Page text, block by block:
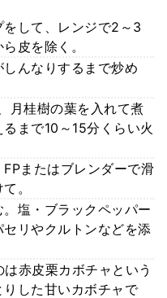
して、レンジで2～3
皮を除く。
んなりするまで炒め
月桂樹の葉を入れて煮
まで10～15分くらい火
またはブレンダーで滑
。
塩・ブラックペッパー
リやクルトンなどを添
赤皮栗カボチャという
した甘いカボチャで